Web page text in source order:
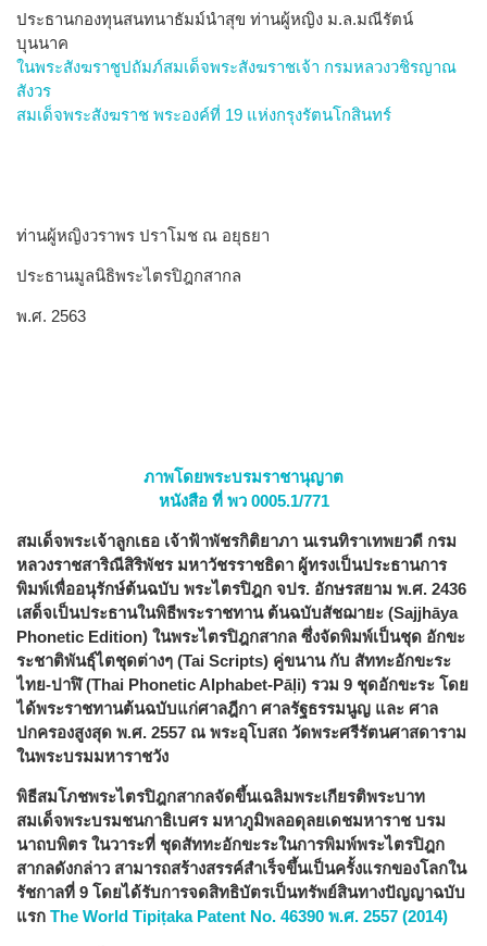
ประธานกองทุนสนทนาธัมม์นำสุข ท่านผู้หญิง ม.ล.มณีรัตน์
บุนนาค
ในพระสังฆราชูปถัมภ์สมเด็จพระสังฆราชเจ้า กรมหลวงวชิรญาณ
สังวร
สมเด็จพระสังฆราช พระองค์ที่ 19 แห่งกรุงรัตนโกสินทร์
ท่านผู้หญิงวราพร ปราโมช ณ อยุธยา
ประธานมูลนิธิพระไตรปิฎกสากล
พ.ศ. 2563
ภาพโดยพระบรมราชานุญาต
หนังสือ ที่ พว 0005.1/771
สมเด็จพระเจ้าลูกเธอ เจ้าฟ้าพัชรกิติยาภา นเรนทิราเทพยวดี กรม
หลวงราชสาริณีสิริพัชร มหาวัชรราชธิดา ผู้ทรงเป็นประธานการ
พิมพ์เพื่ออนุรักษ์ต้นฉบับ พระไตรปิฎก จปร. อักษรสยาม พ.ศ. 2436
เสด็จเป็นประธานในพิธีพระราชทาน ต้นฉบับสัชฌายะ (Sajjhāya
Phonetic Edition) ในพระไตรปิฎกสากล ซึ่งจัดพิมพ์เป็นชุด อักขะ
ระชาติพันธุ์ไตชุดต่างๆ (Tai Scripts) คู่ขนาน กับ สัททะอักขะระ
ไทย-ปาฬิ (Thai Phonetic Alphabet-Pāḷi) รวม 9 ชุดอักขะระ โดย
ได้พระราชทานต้นฉบับแก่ศาลฎีกา ศาลรัฐธรรมนูญ และ ศาล
ปกครองสูงสุด พ.ศ. 2557 ณ พระอุโบสถ วัดพระศรีรัตนศาสดาราม
ในพระบรมมหาราชวัง
พิธีสมโภชพระไตรปิฎกสากลจัดขึ้นเฉลิมพระเกียรติพระบาท
สมเด็จพระบรมชนกาธิเบศร มหาภูมิพลอดุลยเดชมหาราช บรม
นาถบพิตร ในวาระที่ ชุดสัททะอักขะระในการพิมพ์พระไตรปิฎก
สากลดังกล่าว สามารถสร้างสรรค์สำเร็จขึ้นเป็นครั้งแรกของโลกใน
รัชกาลที่ 9 โดยได้รับการจดสิทธิบัตรเป็นทรัพย์สินทางปัญญาฉบับ
แรก The World Tipiṭaka Patent No. 46390 พ.ศ. 2557 (2014)